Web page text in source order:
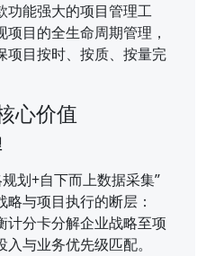
功能强大的项目管理工
目的全生命周期管理，
项目按时、按质、按量完
心价值
划+自下而上数据采集”
与项目执行的断层：
计分卡分解企业战略至项
与业务优先级匹配。